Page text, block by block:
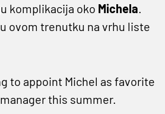
komplikacija oko Michela.
ovom trenutku na vrhu liste
to appoint Michel as favorite
this summer.